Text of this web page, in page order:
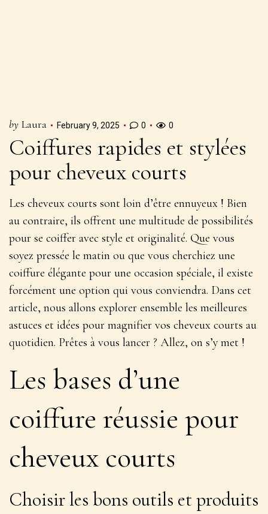
by Laura February 9, 2025 0 0
Coiffures rapides et stylées
pour cheveux courts
Les cheveux courts sont loin d’être ennuyeux ! Bien
au contraire, ils offrent une multitude de possibilités
pour se coiffer avec style et originalité. Que vous
soyez pressée le matin ou que vous cherchiez une
coiffure élégante pour une occasion spéciale, il existe
forcément une option qui vous conviendra. Dans cet
article, nous allons explorer ensemble les meilleures
astuces et idées pour magnifier vos cheveux courts au
quotidien. Prêtes à vous lancer ? Allez, on s’y met !
Les bases d’une
coiffure réussie pour
cheveux courts
Choisir les bons outils et produits